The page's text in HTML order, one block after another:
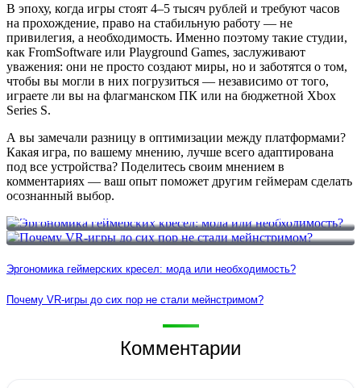
В эпоху, когда игры стоят 4–5 тысяч рублей и требуют часов
на прохождение, право на стабильную работу — не
привилегия, а необходимость. Именно поэтому такие студии,
как FromSoftware или Playground Games, заслуживают
уважения: они не просто создают миры, но и заботятся о том,
чтобы вы могли в них погрузиться — независимо от того,
играете ли вы на флагманском ПК или на бюджетной Xbox
Series S.
А вы замечали разницу в оптимизации между платформами?
Какая игра, по вашему мнению, лучше всего адаптирована
под все устройства? Поделитесь своим мнением в
комментариях — ваш опыт поможет другим геймерам сделать
осознанный выбор.
Эргономика геймерских кресел: мода или необходимость?
Почему VR-игры до сих пор не стали мейнстримом?
Эргономика геймерских кресел: мода или необходимость?
Почему VR-игры до сих пор не стали мейнстримом?
Комментарии